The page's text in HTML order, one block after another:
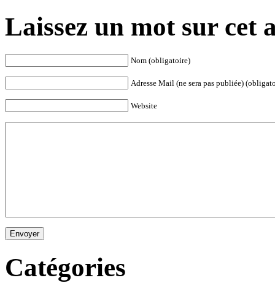
Laissez un mot sur cet
Nom (obligatoire)
Adresse Mail (ne sera pas publiée)
Website
Envoyer
Catégories